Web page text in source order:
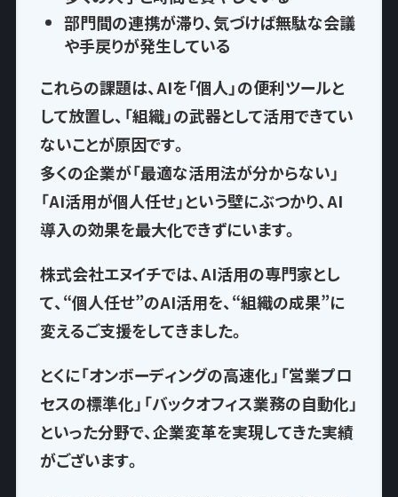
部門間の連携が滞り、気づけば無駄な会議
や手戻りが発生している
これらの課題は、AIを「個人」の便利ツールと
して放置し、 「組織」の武器として活用できてい
ないことが原因です。
多くの企業が「最適な活用法が分からない」
「AI活用が個人任せ」という壁にぶつかり、AI
導入の効果を最大化できずにいます。
株式会社エヌイチでは、AI活用の専門家とし
て、“個人任せ”のAI活用を、“組織の成果”に
変えるご支援をしてきました。
とくに「オンボーディングの高速化」「営業プロ
セスの標準化」「バックオフィス業務の自動化」
といった分野で、企業変革を実現してきた実績
がございます。